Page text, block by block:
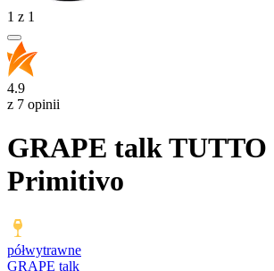
1 z 1
4.9
z 7 opinii
GRAPE talk TUTTO
Primitivo
półwytrawne
GRAPE talk